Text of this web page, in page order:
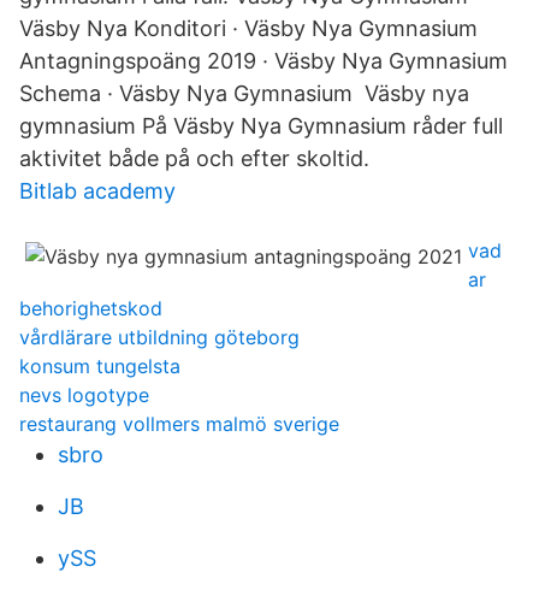
Väsby Nya Konditori · Väsby Nya Gymnasium
Antagningspoäng 2019 · Väsby Nya Gymnasium
Schema · Väsby Nya Gymnasium Väsby nya
gymnasium På Väsby Nya Gymnasium råder full
aktivitet både på och efter skoltid.
Bitlab academy
vad
ar
behorighetskod
vårdlärare utbildning göteborg
konsum tungelsta
nevs logotype
restaurang vollmers malmö sverige
sbro
JB
ySS